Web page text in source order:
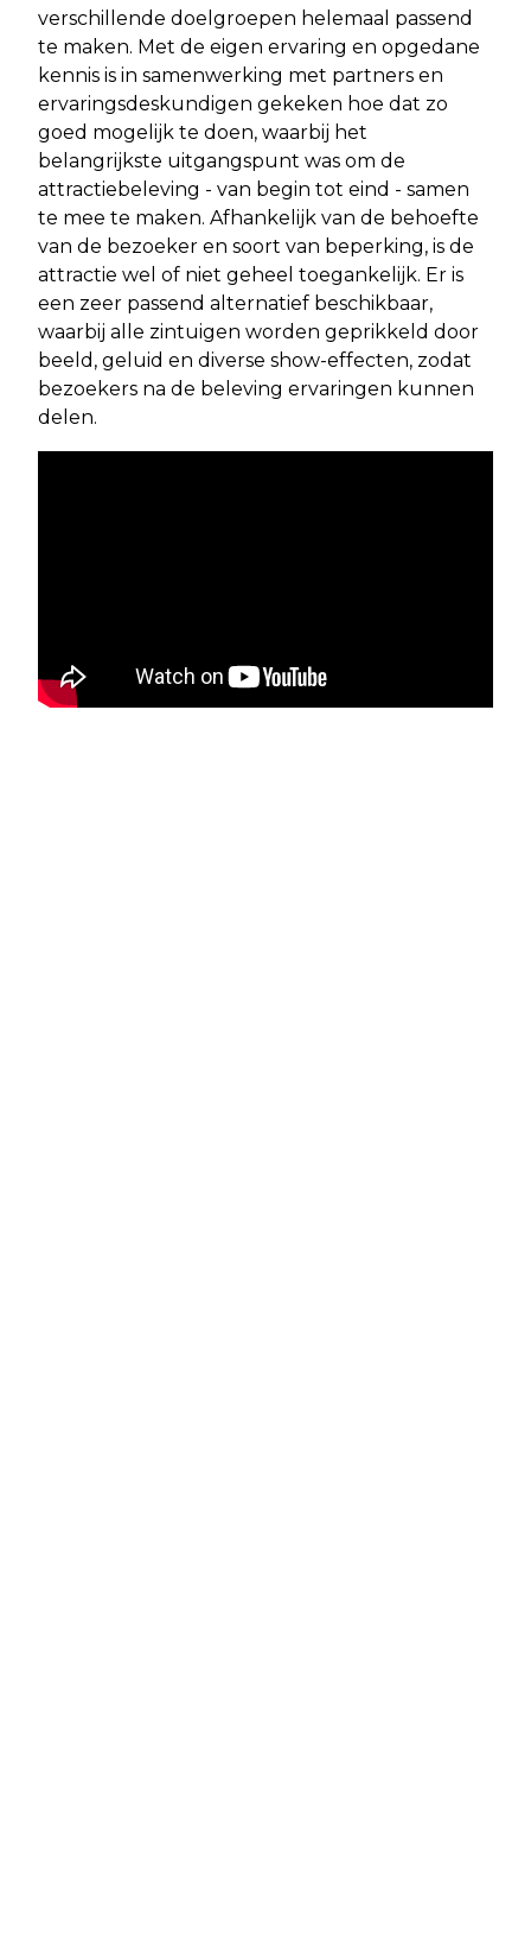
verschillende doelgroepen helemaal passend
te maken. Met de eigen ervaring en opgedane
kennis is in samenwerking met partners en
ervaringsdeskundigen gekeken hoe dat zo
goed mogelijk te doen, waarbij het
belangrijkste uitgangspunt was om de
attractiebeleving - van begin tot eind - samen
te mee te maken. Afhankelijk van de behoefte
van de bezoeker en soort van beperking, is de
attractie wel of niet geheel toegankelijk. Er is
een zeer passend alternatief beschikbaar,
waarbij alle zintuigen worden geprikkeld door
beeld, geluid en diverse show-effecten, zodat
bezoekers na de beleving ervaringen kunnen
delen.